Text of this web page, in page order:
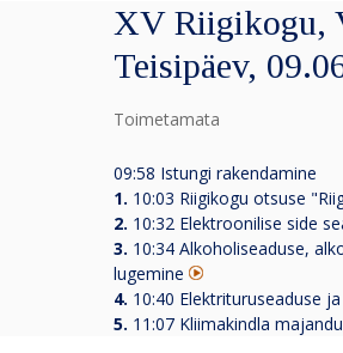
XV Riigikogu,
Teisipäev,
Toimetamata
09:58 Istungi rakendamine
1. 10:03 Riigikogu otsuse
2. 10:32 Elektroonilise side
3. 10:34 Alkoholiseaduse,
lugemine
4. 10:40 Elektrituruseaduse
5. 11:07 Kliimakindla